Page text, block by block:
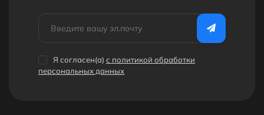
Я согласен(a) с политикой обработки
персональных данных